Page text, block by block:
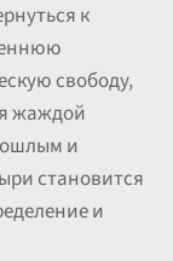
к
свободу,
жаждой
и
становится
и